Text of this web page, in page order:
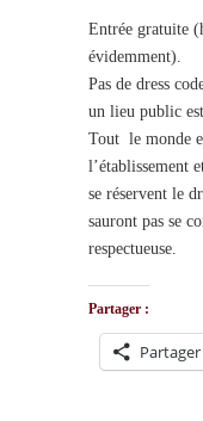
Entrée gratuite
évidemment).
Pas de dress
un lieu public
Tout le monde
l’établissement
se réservent le
sauront pas se
respectueuse.
Partager :
Partager